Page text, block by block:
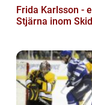
Frida Karlsson -
Stjärna inom